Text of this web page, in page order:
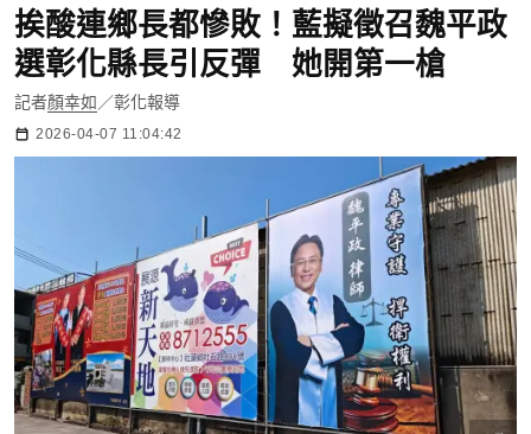
挨酸連鄉長都慘敗！藍擬徵召魏平政
選彰化縣長引反彈 她開第一槍
記者顏幸如 ／彰化報導
2026-04-07 11:04:42